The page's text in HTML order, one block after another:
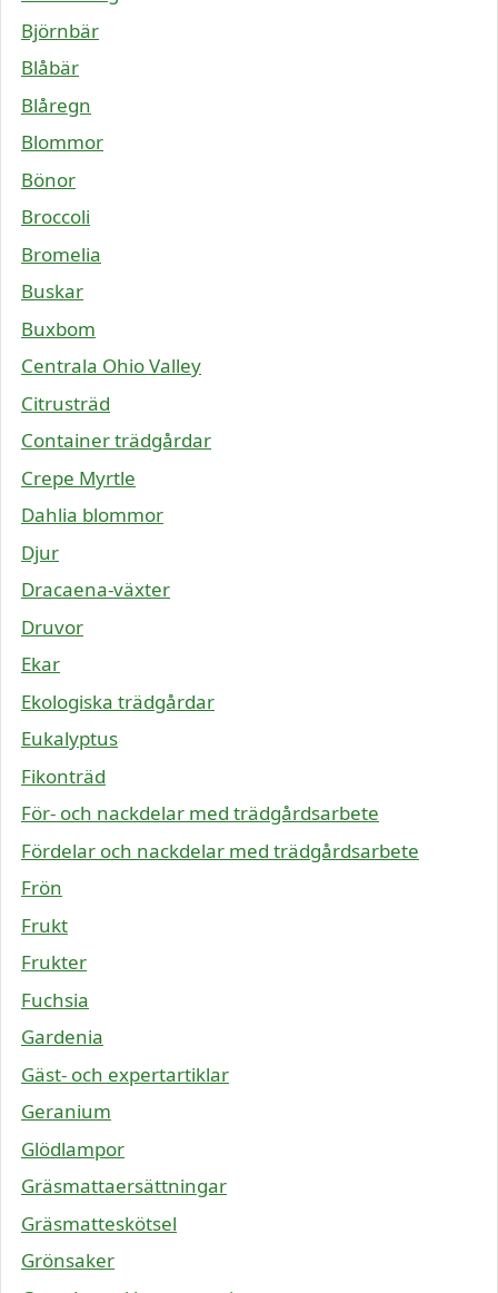
Björnbär
Blåbär
Blåregn
Blommor
Bönor
Broccoli
Bromelia
Buskar
Buxbom
Centrala Ohio Valley
Citrusträd
Container trädgårdar
Crepe Myrtle
Dahlia blommor
Djur
Dracaena-växter
Druvor
Ekar
Ekologiska trädgårdar
Eukalyptus
Fikonträd
För- och nackdelar med trädgårdsarbete
Fördelar och nackdelar med trädgårdsarbete
Frön
Frukt
Frukter
Fuchsia
Gardenia
Gäst- och expertartiklar
Geranium
Glödlampor
Gräsmattaersättningar
Gräsmatteskötsel
Grönsaker